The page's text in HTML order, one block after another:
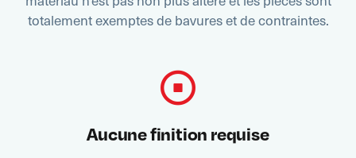
totalement exemptes de bavures et de contraintes.
Aucune finition requise